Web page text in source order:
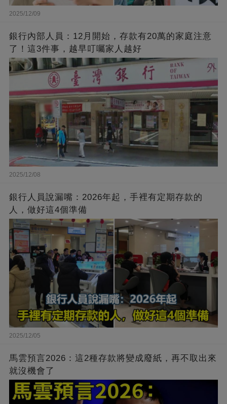
2025/12/09
銀行內部人員：12月開始，存款有20萬的家庭注意
了！這3件事，越早叮囑家人越好
2025/12/08
銀行人員說漏嘴：2026年起，手裡有定期存款的
人，做好這4個準備
2025/12/05
馬雲預言2026：這2種存款將變成廢紙，再不取出來
就沒機會了